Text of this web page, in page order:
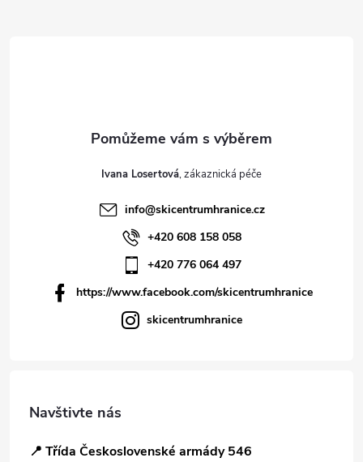
Ivana Losertová
info@skicentrumhranice.cz
+420 608 158 058
+420 776 064 497
https://www.facebook.com/skicentrumhranice
skicentrumhranice
Navštivte nás
📍 Třída Československé armády 546